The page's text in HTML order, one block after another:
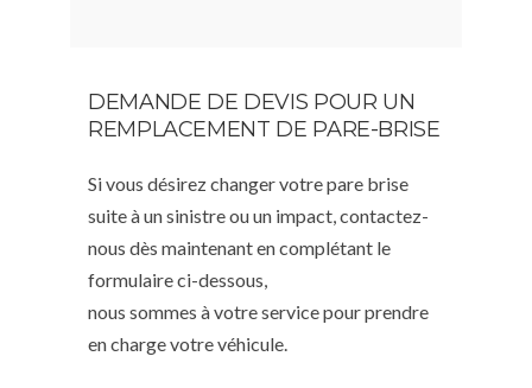
DEMANDE DE DEVIS POUR UN
REMPLACEMENT DE PARE-BRISE
Si vous désirez changer votre pare brise
suite à un sinistre ou un impact, contactez-
nous dès maintenant en complétant le
formulaire ci-dessous,
nous sommes à votre service pour prendre
en charge votre véhicule.